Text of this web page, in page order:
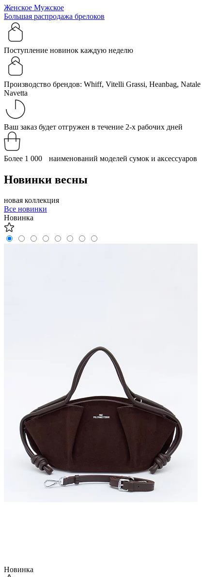
Женское Мужское
Большая распродажа брелоков
Поступление новинок каждую неделю
Производство брендов: Whiff, Vitelli Grassi, Heanbag, Natale
Navetta
Ваш заказ будет отгружен в течение 2-х рабочих дней
Более 1 000 наименований моделей сумок и аксессуаров
Новинки весны
новая коллекция
Все новинки
Новинка
Новинка